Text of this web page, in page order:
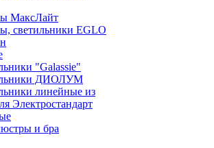
МаксЛайт
светильники EGLO
"Galassie"
ДИОЛУМ
линейные из
Электростандарт
и бра